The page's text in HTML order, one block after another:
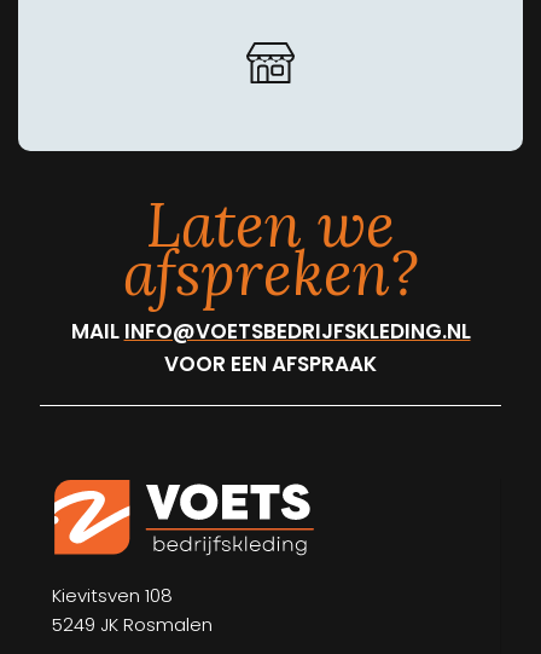
Laten we
afspreken?
MAIL INFO@VOETSBEDRIJFSKLEDING.NL
VOOR EEN AFSPRAAK
Kievitsven 108
5249 JK Rosmalen